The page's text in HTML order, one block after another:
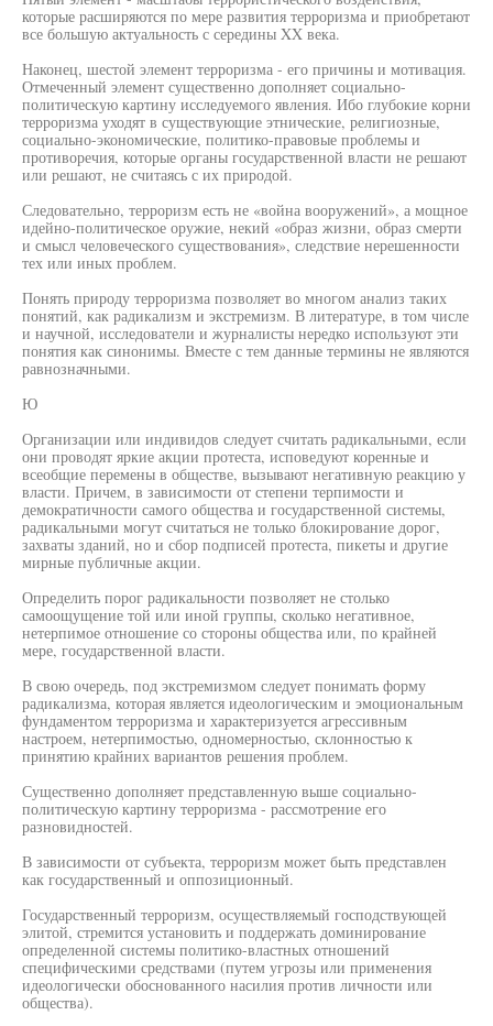
которые расширяются по мере развития терроризма и приобретают
все большую актуальность с середины XX века.
Наконец, шестой элемент терроризма - его причины и мотивация.
Отмеченный элемент существенно дополняет социально-
политическую картину исследуемого явления. Ибо глубокие корни
терроризма уходят в существующие этнические, религиозные,
социально-экономические, политико-правовые проблемы и
противоречия, которые органы государственной власти не решают
или решают, не считаясь с их природой.
Следовательно, терроризм есть не «война вооружений», а мощное
идейно-политическое оружие, некий «образ жизни, образ смерти
и смысл человеческого существования», следствие нерешенности
тех или иных проблем.
Понять природу терроризма позволяет во многом анализ таких
понятий, как радикализм и экстремизм. В литературе, в том числе
и научной, исследователи и журналисты нередко используют эти
понятия как синонимы. Вместе с тем данные термины не являются
равнозначными.
Ю
Организации или индивидов следует считать радикальными, если
они проводят яркие акции протеста, исповедуют коренные и
всеобщие перемены в обществе, вызывают негативную реакцию у
власти. Причем, в зависимости от степени терпимости и
демократичности самого общества и государственной системы,
радикальными могут считаться не только блокирование дорог,
захваты зданий, но и сбор подписей протеста, пикеты и другие
мирные публичные акции.
Определить порог радикальности позволяет не столько
самоощущение той или иной группы, сколько негативное,
нетерпимое отношение со стороны общества или, по крайней
мере, государственной власти.
В свою очередь, под экстремизмом следует понимать форму
радикализма, которая является идеологическим и эмоциональным
фундаментом терроризма и характеризуется агрессивным
настроем, нетерпимостью, одномерностью, склонностью к
принятию крайних вариантов решения проблем.
Существенно дополняет представленную выше социально-
политическую картину терроризма - рассмотрение его
разновидностей.
В зависимости от субъекта, терроризм может быть представлен
как государственный и оппозиционный.
Государственный терроризм, осуществляемый господствующей
элитой, стремится установить и поддержать доминирование
определенной системы политико-властных отношений
специфическими средствами (путем угрозы или применения
идеологически обоснованного насилия против личности или
общества).